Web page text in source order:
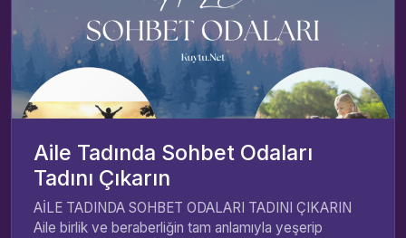
Aile Tadında Sohbet Odaları
Tadını Çıkarın
AİLE TADINDA SOHBET ODALARI TADINI ÇIKARIN
Aile birlik ve beraberliğin tam anlamıyla yeşerip